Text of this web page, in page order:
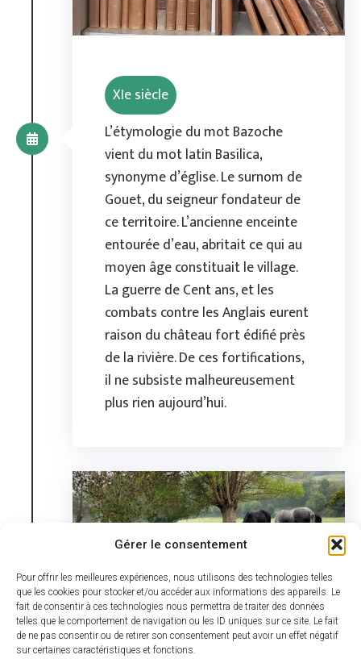
Gérer le consentement
Pour offrir les meilleures expériences, nous utilisons des technologies telles
que les cookies pour stocker et/ou accéder aux informations des appareils. Le
fait de consentir à ces technologies nous permettra de traiter des données
telles que le comportement de navigation ou les ID uniques sur ce site. Le fait
de ne pas consentir ou de retirer son consentement peut avoir un effet négatif
sur certaines caractéristiques et fonctions.
XIe siècle
L’étymologie du mot Bazoche
vient du mot latin Basilica,
synonyme d’église. Le surnom de
Gouet, du seigneur fondateur de
ce territoire. L’ancienne enceinte
entourée d’eau, abritait ce qui au
moyen âge constituait le village.
La guerre de Cent ans, et les
combats contre les Anglais eurent
raison du château fort édifié près
de la rivière. De ces fortifications,
il ne subsiste malheureusement
plus rien aujourd’hui.